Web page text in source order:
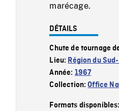
marécage.
DÉTAILS
Chute de tournage
Lieu: Région du
Année: 1967
Collection:Office
Formats disponibles: